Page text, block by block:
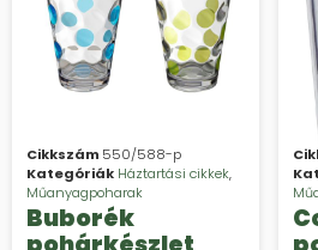
Cikkszám 550/588-p
Kategóriák Háztartási cikkek,
Műanyagpoharak
Buborék